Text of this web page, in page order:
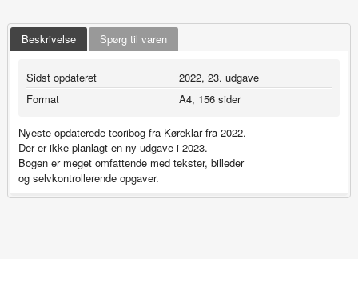
Beskrivelse Spørg til varen
Sidst opdateret
2022, 23. udgave
Format
A4, 156 sider
Nyeste opdaterede teoribog fra Køreklar fra 2022.
Der er ikke planlagt en ny udgave i 2023.
Bogen er meget omfattende med tekster, billeder
og selvkontrollerende opgaver.